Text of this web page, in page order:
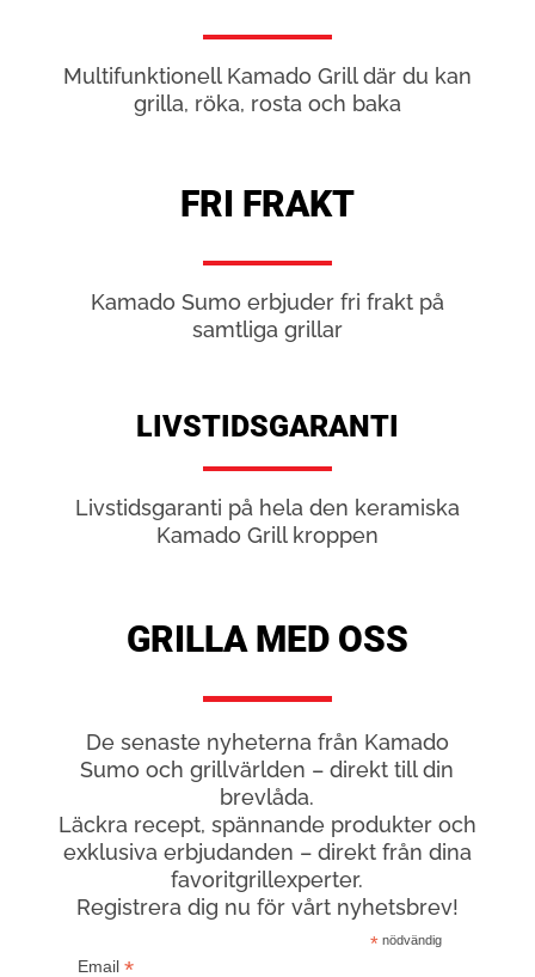
Multifunktionell Kamado Grill där du kan
grilla, röka, rosta och baka
FRI FRAKT
Kamado Sumo erbjuder fri frakt på
samtliga grillar
LIVSTIDSGARANTI
Livstidsgaranti på hela den keramiska
Kamado Grill kroppen
GRILLA MED OSS
De senaste nyheterna från Kamado
Sumo och grillvärlden – direkt till din
brevlåda.
Läckra recept, spännande produkter och
exklusiva erbjudanden – direkt från dina
favoritgrillexperter.
Registrera dig nu för vårt nyhetsbrev!
* nödvändig
Email *